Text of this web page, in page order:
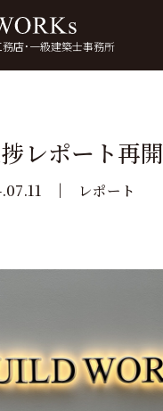
店・一級建築士事務所
レポート再開
レポート